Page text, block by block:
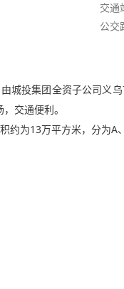
交通
公交
城投集团全资子公司义
交通便利。
约为13万平方米，分为A